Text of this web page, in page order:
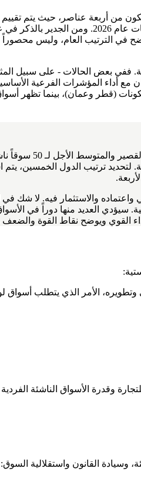
واضح في الترتيب العام، وليس
الفرعية. ففي بعض الحالات -
أداء المؤشرات الفرعية
(قطر وعمان)، بينما تظهر أسواق
هذا العام، كما في
ترتيب الدول الخمسين، يتم
والاستثمار فيه. لا شك
العديد منها دوراً في
الأمر الذي يتطلب أسواق
وقدرة الأسواق الناشئة
وسيادة القانون واستقلالية السوق: